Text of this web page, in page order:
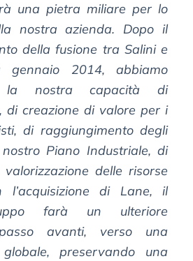
una pietra miliare per lo
nostra azienda. Dopo il
della fusione tra Salini e
gennaio 2014, abbiamo
la nostra capacità di
di creazione di valore per i
di raggiungimento degli
Piano Industriale, di
delle risorse
l’acquisizione di Lane, il
farà un ulteriore
avanti, verso una
preservando una